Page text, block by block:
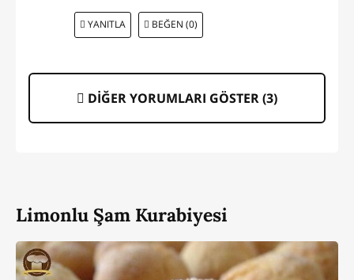
YANITLA BEĞEN (0)
DİĞER YORUMLARI GÖSTER (3)
Limonlu Şam Kurabiyesi